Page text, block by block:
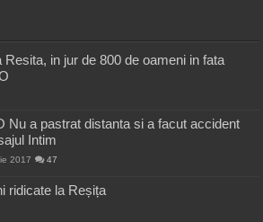
in jur de 800 de oameni in fata
Nu a pastrat distanta si a facut accident
Intim
2017 47
ridicate la Reșița